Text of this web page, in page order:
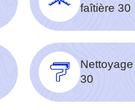
faîtière 30
30